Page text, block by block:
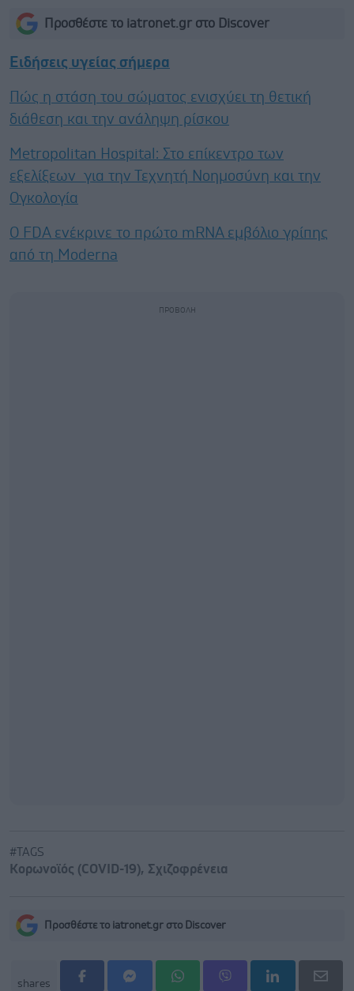
Προσθέστε το iatronet.gr στο Discover
Ειδήσεις υγείας σήμερα
Πώς η στάση του σώματος ενισχύει τη θετική
διάθεση και την ανάληψη ρίσκου
Metropolitan Hospital: Στο επίκεντρο των
εξελίξεων για την Τεχνητή Νοημοσύνη και την
Ογκολογία
Ο FDA ενέκρινε το πρώτο mRNA εμβόλιο γρίπης
από τη Moderna
#TAGS
Κορωνοϊός (COVID-19), Σχιζοφρένεια
Προσθέστε το iatronet.gr στο Discover
shares